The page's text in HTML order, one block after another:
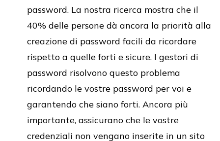
password. La nostra ricerca mostra che il
40% delle persone dà ancora la priorità alla
creazione di password facili da ricordare
rispetto a quelle forti e sicure. I gestori di
password risolvono questo problema
ricordando le vostre password per voi e
garantendo che siano forti. Ancora più
importante, assicurano che le vostre
credenziali non vengano inserite in un sito